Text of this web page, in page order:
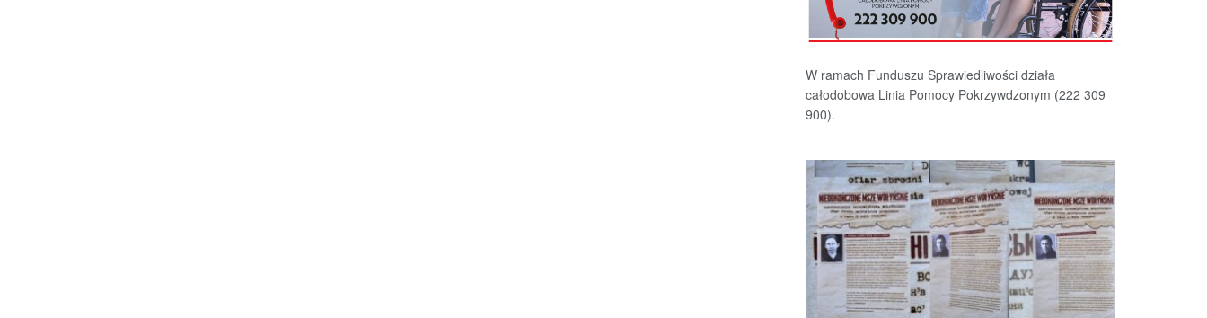
W ramach Funduszu Sprawiedliwości działa
całodobowa Linia Pomocy Pokrzywdzonym (222 309
900).